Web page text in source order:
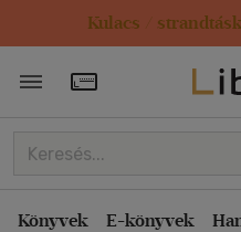
Kulacs /
Törzsvásárlói
Könyvek E-könyvek